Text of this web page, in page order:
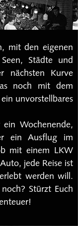
mit den eigenen
Städte und
nächsten Kurve
noch mit dem
unvorstellbares
Wochenende,
ein Ausflug im
mit einem LKW
jede Reise ist
werden will.
Stürzt Euch